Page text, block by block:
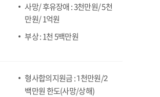
사망/ 후유장애 : 3천만원/ 5천
만원/ 1억원
부상 : 1천 5백만원
형사합의지원금 :1천만원/2
백만원 한도(사망/상해)